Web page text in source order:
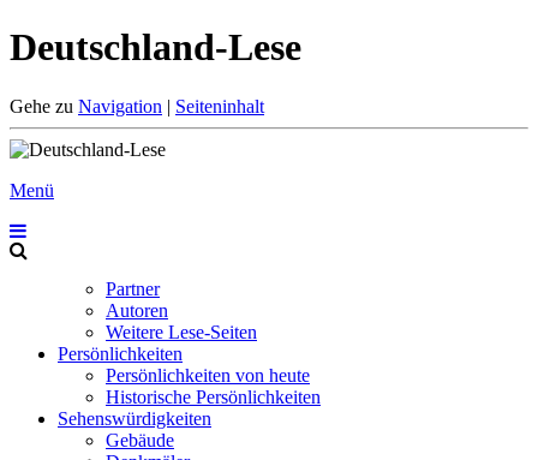
Deutschland-Lese
Gehe zu Navigation | Seiteninhalt
Menü
Partner
Autoren
Weitere Lese-Seiten
Persönlichkeiten
Persönlichkeiten von heute
Historische Persönlichkeiten
Sehenswürdigkeiten
Gebäude